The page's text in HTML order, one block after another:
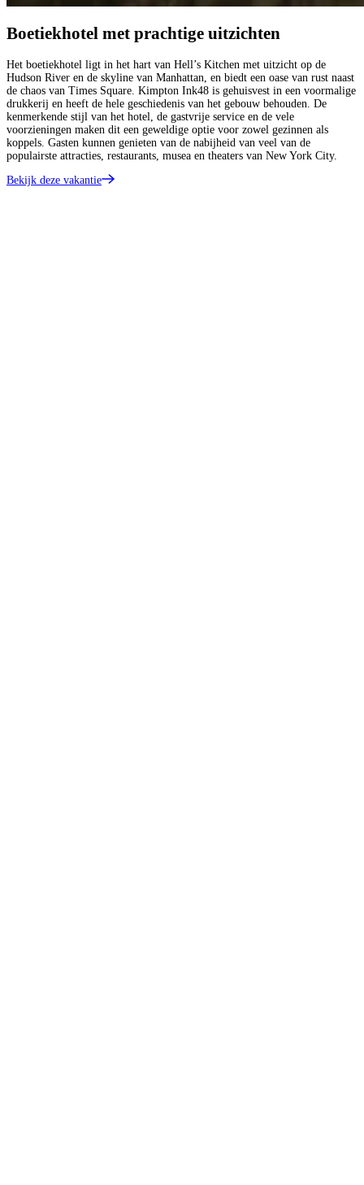
Boetiekhotel met prachtige uitzichten
Het boetiekhotel ligt in het hart van Hell’s Kitchen met uitzicht op de
Hudson River en de skyline van Manhattan, en biedt een oase van rust naast
de chaos van Times Square. Kimpton Ink48 is gehuisvest in een voormalige
drukkerij en heeft de hele geschiedenis van het gebouw behouden. De
kenmerkende stijl van het hotel, de gastvrije service en de vele
voorzieningen maken dit een geweldige optie voor zowel gezinnen als
koppels. Gasten kunnen genieten van de nabijheid van veel van de
populairste attracties, restaurants, musea en theaters van New York City.
Bekijk deze vakantie